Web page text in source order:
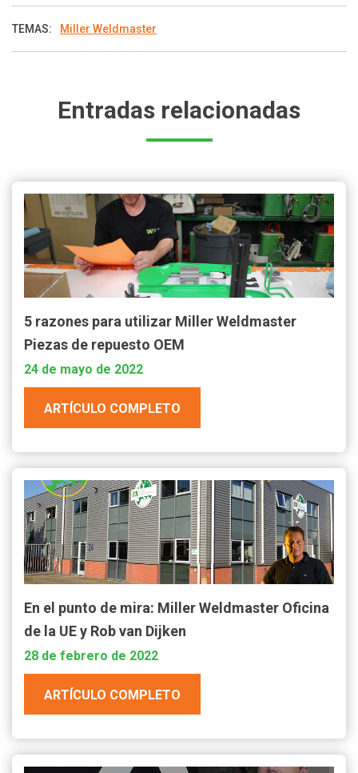
TEMAS: Miller Weldmaster
Entradas relacionadas
5 razones para utilizar Miller Weldmaster
Piezas de repuesto OEM
24 de mayo de 2022
ARTÍCULO COMPLETO
En el punto de mira: Miller Weldmaster Oficina
de la UE y Rob van Dijken
28 de febrero de 2022
ARTÍCULO COMPLETO